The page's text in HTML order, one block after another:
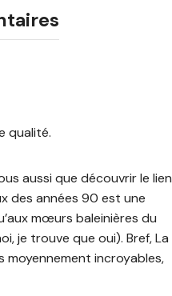
qualité.
aussi que découvrir le lien
des années 90 est une
mœurs baleinières du
je trouve que oui). Bref, La
incroyables,